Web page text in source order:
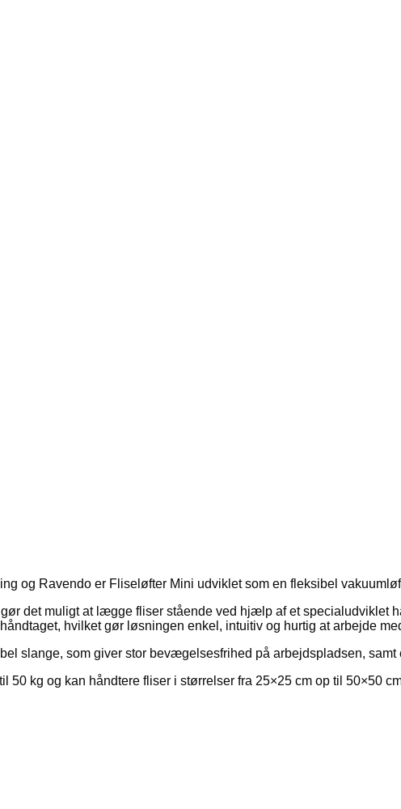
og Ravendo er Fliseløfter Mini udviklet som en fleksibel
det muligt at lægge fliser stående ved hjælp af et specialudviklet
hvilket gør løsningen enkel, intuitiv og hurtig at arbejde
slange, som giver stor bevægelsesfrihed på arbejdspladsen,
50 kg og kan håndtere fliser i størrelser fra 25×25 cm op til 50×50